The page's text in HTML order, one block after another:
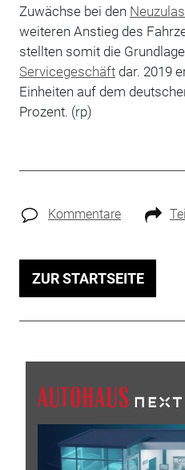
Zuwächse bei den
weiteren Anstieg des
stellten somit die
Servicegeschäftdar. 2019
Einheiten auf dem
Prozent. (rp)
Kommentare
ZUR STARTSEITE